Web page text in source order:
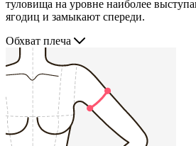
туловища на уровне наиболее
ягодиц и замыкают спереди.
Обхват плеча